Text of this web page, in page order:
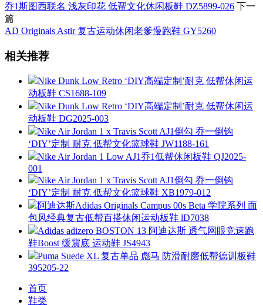
乔1斯图西联名 浅灰印花 低帮文化休闲板鞋 DZ5899-026 下一
篇
AD Originals Astir 复古运动休闲老爹慢跑鞋 GY5260
相关推荐
Nike Dunk Low Retro ‘DIY高端定制’耐克 低帮休闲运
动板鞋 CS1688-109
Nike Dunk Low Retro ‘DIY高端定制’耐克 低帮休闲运
动板鞋 DG2025-003
Nike Air Jordan 1 x Travis Scott AJ1倒勾 乔一倒钩
‘DIY’定制 耐克 低帮文化篮球鞋 JW1188-161
Nike Air Jordan 1 Low AJ1乔1低帮休闲板鞋 QJ2025-
001
Nike Air Jordan 1 x Travis Scott AJ1倒勾 乔一倒钩
‘DIY’定制 耐克 低帮文化篮球鞋 XB1979-012
阿迪达斯Adidas Originals Campus 00s Beta 学院系列 面
包风经典复古低帮百搭休闲运动板鞋 lD7038
Adidas adizero BOSTON 13 阿迪达斯 透气网眼竞速跑
鞋Boost 缓震底 运动鞋 JS4943
Puma Suede XL 复古单品 彪马 防滑耐磨低帮德训板鞋
395205-22
首页
鞋类